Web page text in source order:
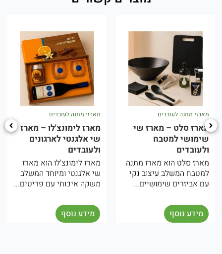
מארזי מתנה לעובדים
מארז סלט – מארז שי
שימושי למטבח
ולעובדים
מארז סלט הוא מארז מתנה
למטבח המשלב עיצוב נקי
עם אביזרים שימושיים...
מידע נוסף
מארזי מתנה לעובדים
מארז לימונצ'לו – מארז
שי אלגנטי לארגונים
ולעובדים
מארז לימונצ'לו הוא מארז
שי אלגנטי ומיוחד המשלב
משקה איכותי עם פריטים...
מידע נוסף